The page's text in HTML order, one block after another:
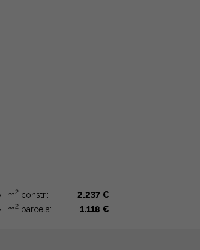
m2 constr.:
2.237 €
m2 parcela: 1.118 €